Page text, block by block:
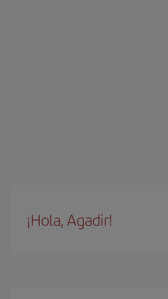
¡Hola, Agadir!